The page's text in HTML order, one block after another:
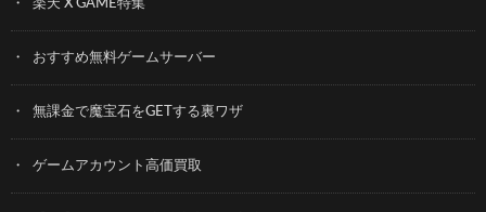
楽天 X GAME特集
おすすめ無料ゲームサーバー
無課金で魔宝石をGETする裏ワザ
ゲームアカウント高価買取